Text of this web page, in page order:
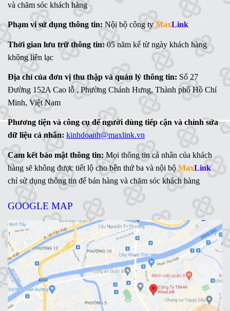
và chăm sóc khách hàng
Phạm vi sử dụng thông tin: Nội bộ công tyMaxLink
Thời gian lưu trữ thông tin:05 năm kể từ ngày khách hàng
không liên lạc
Địa chỉ của đơn vị thu thập và quản lý thông tin: Số 27
Đường 152A Cao lỗ , Phường Chánh Hưng, Thành phố Hồ Chí
Minh, Việt Nam
Phương tiện và công cụ để người dùng tiếp cận và chỉnh sửa
dữ liệu cá nhân: kinhdoanh@maxlink.vn
Cam kết bảo mật thông tin: Mọi thông tin cá nhân của khách
hàng sẽ không được tiết lộ cho bên thứ ba và nội bộMaxLink
chỉ sử dụng thông tin để bán hàng và chăm sóc khách hàng
GOOGLE MAP